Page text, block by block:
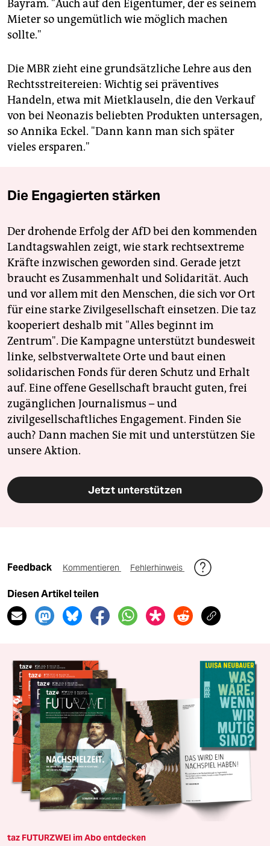
Bayram. "Auch auf den Eigentümer, der es seinem
Mieter so ungemütlich wie möglich machen
sollte."
Die MBR zieht eine grundsätzliche Lehre aus den
Rechtsstreitereien: Wichtig sei präventives
Handeln, etwa mit Mietklauseln, die den Verkauf
von bei Neonazis beliebten Produkten untersagen,
so Annika Eckel. "Dann kann man sich später
vieles ersparen."
Die Engagierten stärken
Der drohende Erfolg der AfD bei den kommenden
Landtagswahlen zeigt, wie stark rechtsextreme
Kräfte inzwischen geworden sind. Gerade jetzt
braucht es Zusammenhalt und Solidarität. Auch
und vor allem mit den Menschen, die sich vor Ort
für eine starke Zivilgesellschaft einsetzen. Die taz
kooperiert deshalb mit "Alles beginnt im
Zentrum". Die Kampagne unterstützt bundesweit
linke, selbstverwaltete Orte und baut einen
solidarischen Fonds für deren Schutz und Erhalt
auf. Eine offene Gesellschaft braucht guten, frei
zugänglichen Journalismus – und
zivilgesellschaftliches Engagement. Finden Sie
auch? Dann machen Sie mit und unterstützen Sie
unsere Aktion.
Jetzt unterstützen
Feedback Kommentieren Fehlerhinweis
Diesen Artikel teilen
taz FUTURZWEI im Abo entdecken